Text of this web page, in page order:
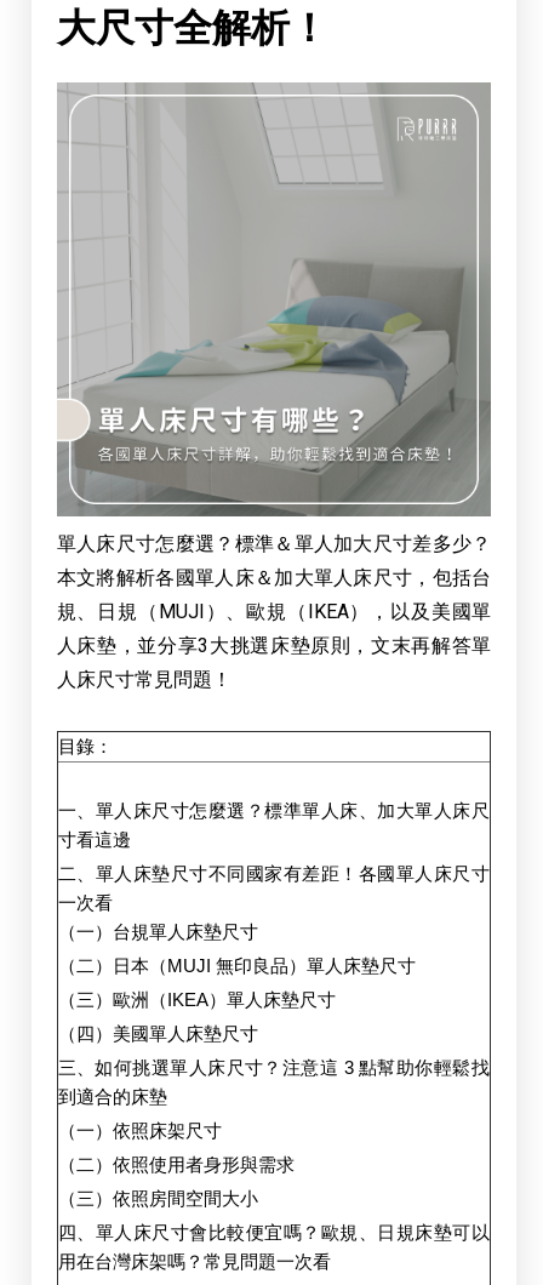
大尺寸全解析！
單人床尺寸怎麼選？標準＆單人加大尺寸差多少？
本文將解析各國單人床＆加大單人床尺寸，包括台
規、日規（MUJI）、歐規（IKEA），以及美國單
人床墊，並分享3大挑選床墊原則，文末再解答單
人床尺寸常見問題！
目錄：
一、單人床尺寸怎麼選？標準單人床、加大單人床尺
寸看這邊
二、單人床墊尺寸不同國家有差距！各國單人床尺寸
一次看
（一）台規單人床墊尺寸
（二）日本（MUJI 無印良品）單人床墊尺寸
（三）歐洲（IKEA）單人床墊尺寸
（四）美國單人床墊尺寸
三、如何挑選單人床尺寸？注意這 3 點幫助你輕鬆找
到適合的床墊
（一）依照床架尺寸
（二）依照使用者身形與需求
（三）依照房間空間大小
四、單人床尺寸會比較便宜嗎？歐規、日規床墊可以
用在台灣床架嗎？常見問題一次看